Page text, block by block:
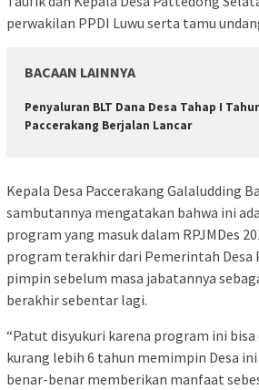
perwakilan PPDI Luwu serta tamu
BACAAN LAINNYA
Penyaluran BLT Dana Desa Tahap I
Paccerakang Berjalan Lancar
Kepala Desa Paccerakang Galaludding
sambutannya mengatakan bahwa ini
program yang masuk dalam RPJMDes
program terakhir dari Pemerintah Desa
pimpin sebelum masa jabatannya
berakhir sebentar lagi.
“Patut disyukuri karena program ini
kurang lebih 6 tahun memimpin Desa
benar-benar memberikan manfaat